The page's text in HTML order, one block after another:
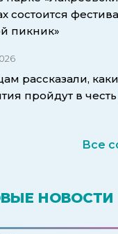
состоится
пикник»
рассказали,
пройдут в
Все
НОВОСТИ